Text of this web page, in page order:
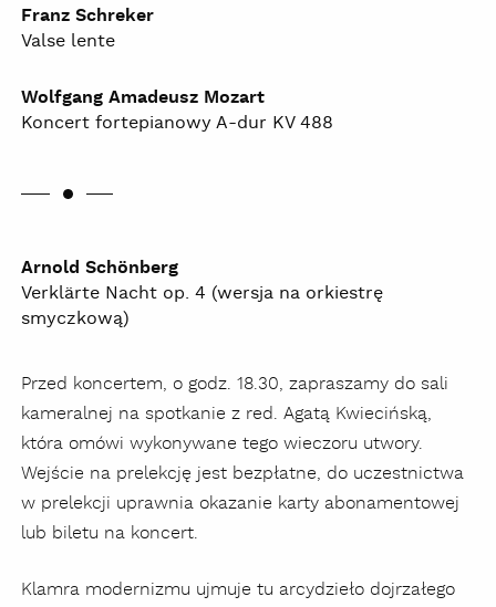
Franz Schreker
Valse lente
Wolfgang Amadeusz Mozart
Koncert fortepianowy A-dur KV 488
Arnold Schönberg
Verklärte Nacht op. 4 (wersja na orkiestrę
smyczkową)
Przed koncertem, o godz. 18.30, zapraszamy do sali
kameralnej na spotkanie z red. Agatą Kwiecińską,
która omówi wykonywane tego wieczoru utwory.
Wejście na prelekcję jest bezpłatne, do uczestnictwa
w prelekcji uprawnia okazanie karty abonamentowej
lub biletu na koncert.
Klamra modernizmu ujmuje tu arcydzieło dojrzałego